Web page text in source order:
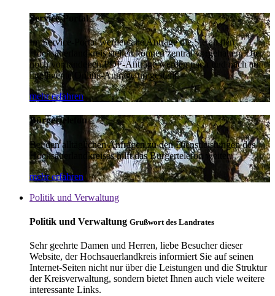
Service-Portal
Im Service-Portal werden alle Anträge die Sie an den
Hochsauerlandkreis stellen können zentral vorgehalten. Die
noch vorhandenen PDF-Anträge werden nach und nach auf
intelligente Online-Anträge umgestellt.
mehr erfahren
Bürgertelefon
Bei den alltäglichen Anfragen zu den Dienstleistungen des
Hochsauerlandkreises hilft das Bürgertelefon weiter.
mehr erfahren
Politik und Verwaltung
Politik und Verwaltung Grußwort des Landrates
Sehr geehrte Damen und Herren, liebe Besucher dieser
Website, der Hochsauerlandkreis informiert Sie auf seinen
Internet-Seiten nicht nur über die Leistungen und die Struktur
der Kreisverwaltung, sondern bietet Ihnen auch viele weitere
interessante Links.